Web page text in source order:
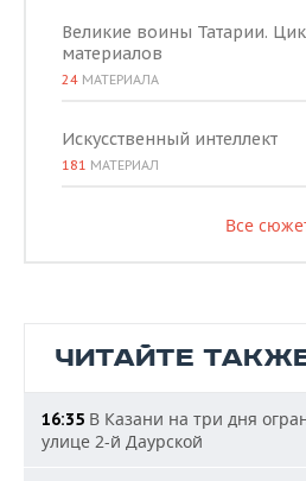
Великие воины Татарии.
материалов
24 МАТЕРИАЛА
Искусственный интеллект
181 МАТЕРИАЛ
Все
ЧИТАЙТЕ
16:35 В Казани на три дня
улице 2-й Даурской